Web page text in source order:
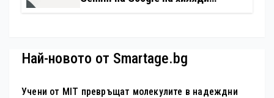
Най-новото от Smartage.bg
Учени от MIT превръщат молекулите в надеждни